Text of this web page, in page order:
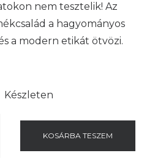
nem tesztelik! Az
a hagyományos
a modern etikát ötvözi.
Készleten
KOSÁRBA TESZEM